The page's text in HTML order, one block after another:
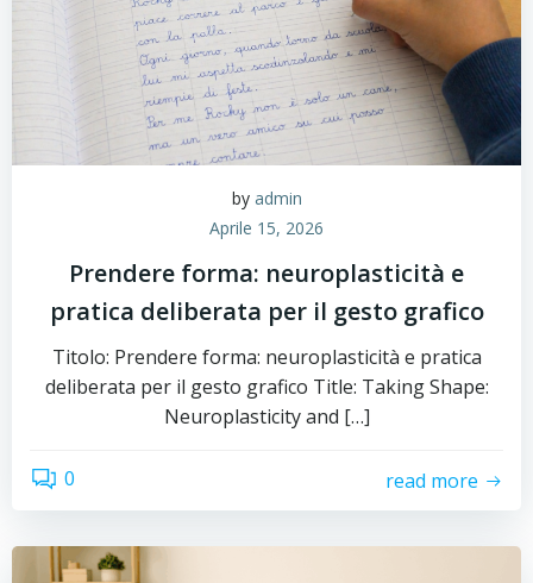
by admin
Aprile 15, 2026
Prendere forma: neuroplasticità e
pratica deliberata per il gesto grafico
Titolo: Prendere forma: neuroplasticità e pratica
deliberata per il gesto grafico Title: Taking Shape:
Neuroplasticity and […]
0 read more